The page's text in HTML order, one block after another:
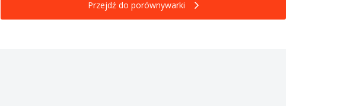
Przejdź do porównywarki